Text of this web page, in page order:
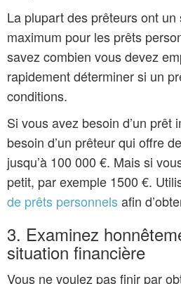
La plupart des prêteurs ont
maximum pour les prêts
savez combien vous devez
rapidement déterminer si un
conditions.
Si vous avez besoin d’un prêt
besoin d’un prêteur qui offre
jusqu’à 100 000 €. Mais si
petit, par exemple 1500 €.
de prêts personnelsafin
3. Examinez
situation financière
Vous ne voulez pas finir par